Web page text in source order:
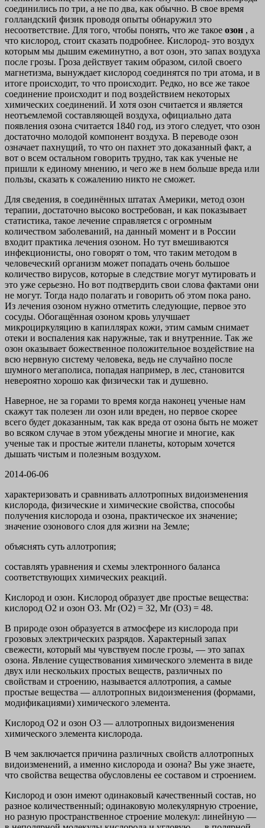
соединились по три, а не по два, как обычно. В свое время
голландский физик проводя опыты обнаружил это
несоответствие. Для того, чтобы понять, что же такое озон , а
что кислород, стоит сказать подробнее. Кислород- это воздух
которым мы дышим ежеминутно, а вот озон, это запах воздуха
после грозы. Гроза действует таким образом, силой своего
магнетизма, вынуждает кислород соединятся по три атома, и в
итоге происходит, то что происходит. Редко, но все же такое
соединение происходит и под воздействием некоторых
химических соединений. И хотя озон считается и является
неотъемлемой составляющей воздуха, официально дата
появления озона считается 1840 год, из этого следует, что озон
достаточно молодой компонент воздуха. В переводе озон
означает пахнущий, то что он пахнет это доказанный факт, а
вот о всем остальном говорить трудно, так как ученые не
пришли к единому мнению, и чего же в нем больше вреда или
пользы, сказать к сожалению никто не сможет.
Для сведения, в соединённых штатах Америки, метод озон
терапии, достаточно высоко востребован, и как показывает
статистика, такое лечение справляется с огромным
количеством заболеваний, на данный момент и в России
входит практика лечения озоном. Но тут вмешиваются
инфекционисты, оно говорят о том, что таким методом в
человеческий организм может попадать очень большое
количество вирусов, которые в следствие могут мутировать и
это уже серьезно. Но вот подтвердить свои слова фактами они
не могут. Тогда надо полагать и говорить об этом пока рано.
Из лечения озоном нужно отметить следующие, первое это
сосуды. Обогащённая озоном кровь улучшает
микроциркуляцию в капиллярах кожи, этим самым снимает
отеки и воспаления как наружные, так и внутренние. Так же
озон оказывает божественное положительное воздействие на
всю нервную систему человека, ведь не случайно после
шумного мегаполиса, попадая например, в лес, становится
невероятно хорошо как физически так и душевно.
Наверное, не за горами то время когда наконец ученые нам
скажут так полезен ли озон или вреден, но первое скорее
всего будет доказанным, так как вреда от озона быть не может
во всяком случае в этом убеждены многие и многие, как
ученые так и простые жители планеты, которым хочется
дышать чистым и полезным воздухом.
2014-06-06
характеризовать и сравнивать аллотропных видоизменения
кислорода, физические и химические свойства, способы
получения кислорода и озона, практическое их значение;
значение озонового слоя для жизни на Земле;
объяснять суть аллотропия;
составлять уравнения и схемы электронного баланса
соответствующих химических реакций.
Кислород и озон. Кислород образует две простые вещества:
кислород О2 и озон О3. Mr (O2) = 32, Mr (O3) = 48.
В природе озон образуется в атмосфере из кислорода при
грозовых электрических разрядов. Характерный запах
свежести, который мы чувствуем после грозы, — это запах
озона. Явление существования химического элемента в виде
двух или нескольких простых веществ, различных по
свойствам и строению, называется аллотропия, а самые
простые вещества — аллотропных видоизменения (формами,
модификациями) химического элемента.
Кислород О2 и озон О3 — аллотропных видоизменения
химического элемента кислорода.
В чем заключается причина различных свойств аллотропных
видоизменений, а именно кислорода и озона? Вы уже знаете,
что свойства вещества обусловлены ее составом и строением.
Кислород и озон имеют одинаковый качественный состав, но
разное количественный; одинаковую молекулярную строение,
но разную пространственное строение молекул: линейную —